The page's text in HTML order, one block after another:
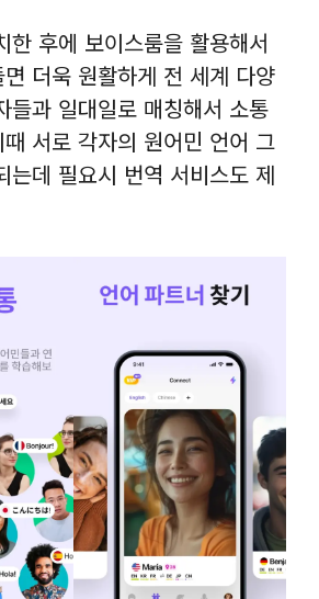
한 후에 보이스룸을 활용해서
더욱 원활하게 전 세계 다양
들과 일대일로 매칭해서 소통
서로 각자의 원어민 언어 그
는데 필요시 번역 서비스도 제